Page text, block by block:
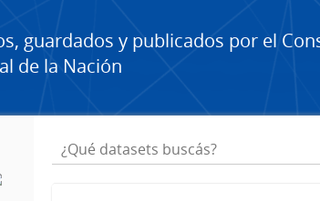
guardados y publicados por el
de la Nación